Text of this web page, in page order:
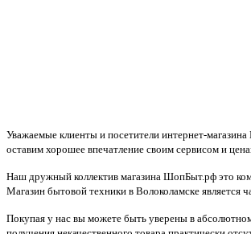
Уважаемые клиенты и посетители интернет-
оставим хорошее впечатление своим сервисом и
Наш дружный коллектив магазина ШопБыт.рф это
Магазин бытовой техники в Волоколамске является
Покупая у нас вы можете быть уверены в